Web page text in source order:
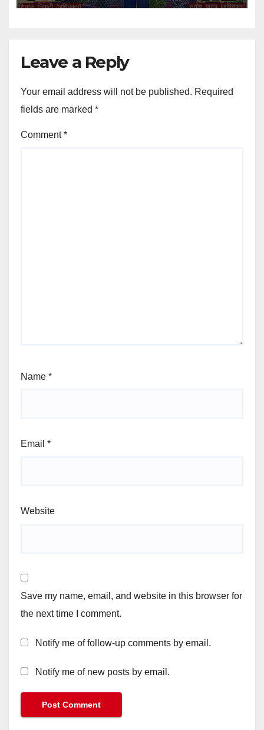
Leave a Reply
Your email address will not be published. Required
fields are marked *
Comment*
Name *
Email *
Website
Save my name, email, and website in this browser for
the next time I comment.
Notify me of follow-up comments by email.
Notify me of new posts by email.